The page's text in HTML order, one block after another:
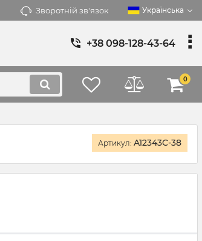
Зворотній зв'язок Українська
+38 098-128-43-64
0
Артикул: A12343C-38